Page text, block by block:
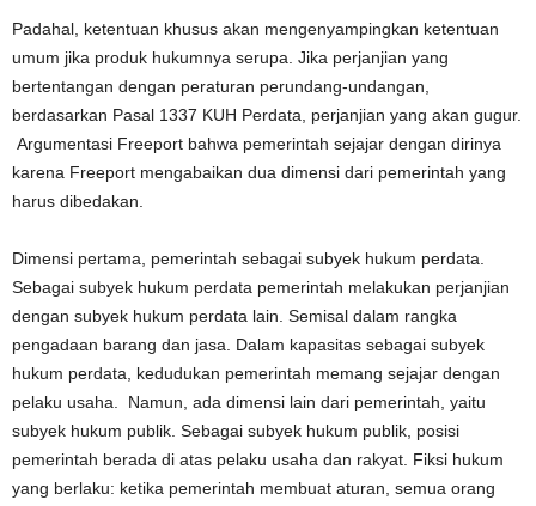
Padahal, ketentuan khusus akan mengenyampingkan ketentuan
umum jika produk hukumnya serupa. Jika perjanjian yang
bertentangan dengan peraturan perundang-undangan,
berdasarkan Pasal 1337 KUH Perdata, perjanjian yang akan gugur.
Argumentasi Freeport bahwa pemerintah sejajar dengan dirinya
karena Freeport mengabaikan dua dimensi dari pemerintah yang
harus dibedakan.
Dimensi pertama, pemerintah sebagai subyek hukum perdata.
Sebagai subyek hukum perdata pemerintah melakukan perjanjian
dengan subyek hukum perdata lain. Semisal dalam rangka
pengadaan barang dan jasa. Dalam kapasitas sebagai subyek
hukum perdata, kedudukan pemerintah memang sejajar dengan
pelaku usaha. Namun, ada dimensi lain dari pemerintah, yaitu
subyek hukum publik. Sebagai subyek hukum publik, posisi
pemerintah berada di atas pelaku usaha dan rakyat. Fiksi hukum
yang berlaku: ketika pemerintah membuat aturan, semua orang